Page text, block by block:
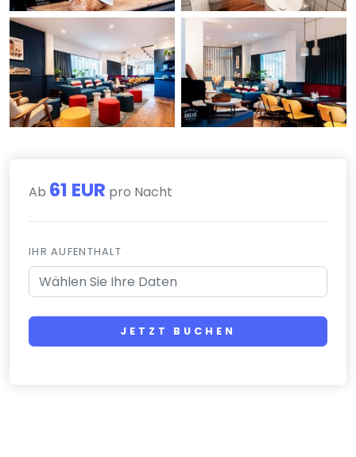
Ab 61 EUR pro Nacht
IHR AUFENTHALT
JETZT BUCHEN